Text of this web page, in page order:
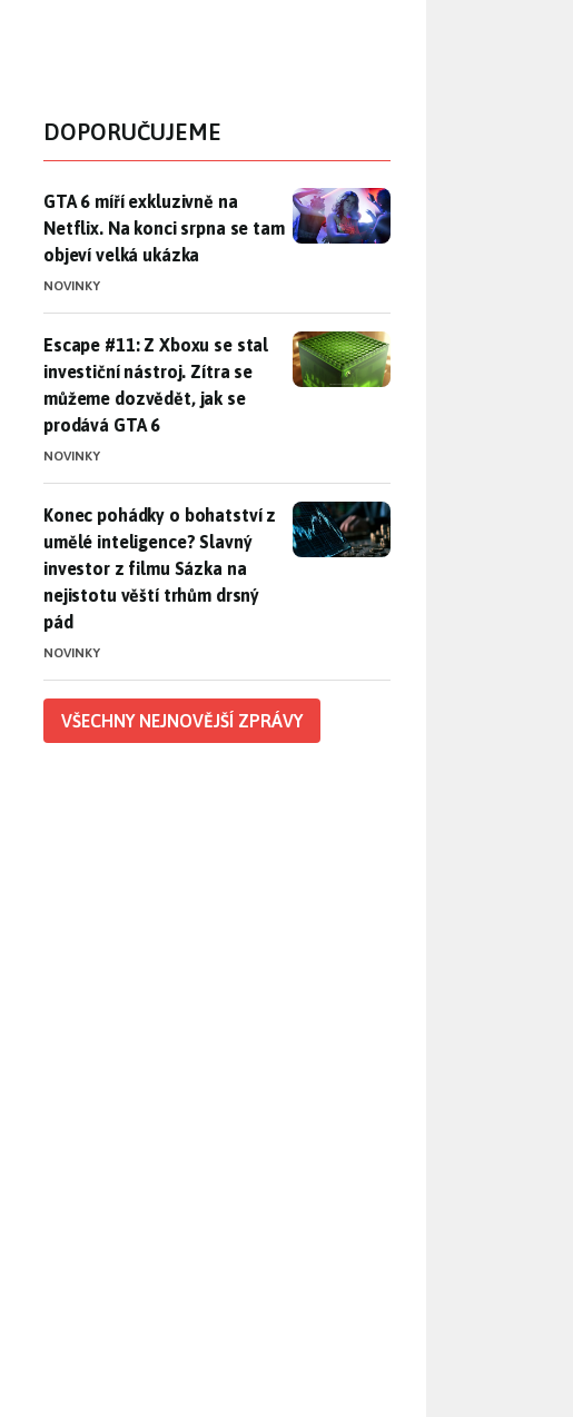
DOPORUČUJEME
GTA 6 míří exkluzivně na Netflix. Na konci srpna se tam objeví
GTA 6 míří exkluzivně na
Netflix. Na konci srpna se tam
objeví velká ukázka
NOVINKY
Escape #11: Z Xboxu se stal investiční nástroj. Zítra se můžeme
Escape #11: Z Xboxu se stal
investiční nástroj. Zítra se
můžeme dozvědět, jak se
prodává GTA 6
NOVINKY
Konec pohádky o bohatství z umělé inteligence? Slavný investor
Konec pohádky o bohatství z
umělé inteligence? Slavný
investor z filmu Sázka na
nejistotu věští trhům drsný
pád
NOVINKY
VŠECHNY NEJNOVĚJŠÍ ZPRÁVY